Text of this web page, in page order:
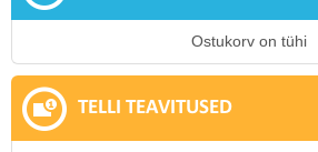
Ostukorv on tühi
TELLI TEAVITUSED